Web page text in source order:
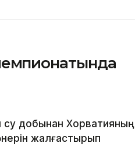
су добынан Хорватияның
жалғастырып